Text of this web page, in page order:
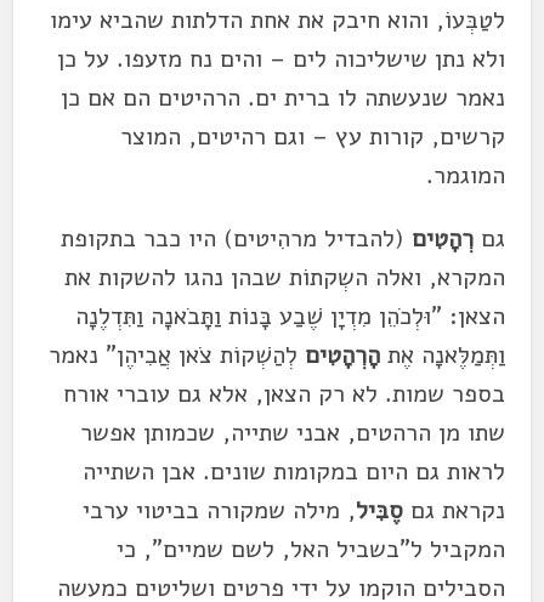
לטַבְּעוֹ, והוא חיבק את אחת הדלתות שהביא עימו
ולא נתן שישליכוה לים – והים נח מזעפו. על כן
נאמר שנעשתה לו ברית ים. הרהיטים הם אם כן
קרשים, קורות עץ – וגם רהיטים, המוצר
המוגמר.
גםרְהָטִים (להבדיל מרהִיטים) היו כבר בתקופת
המקרא, ואלה השְקתוֹת שבהן נהגו להשקות את
הצאן: "וּלְכֹהֵן מִדְיָן שֶׁבַע בָּנוֹת וַתָּבֹאנָה וַתִּדְלֶנָה
וַתְּמַלֶּאנָה אֶתהָרְהָטִים לְהַשְׁקוֹת צֹאן אֲבִיהֶן" נאמר
בספר שמות. לא רק הצאן, אלא גם עוברי אורח
שתו מן הרהטים, אבני שתייה, שכמותן אפשר
לראות גם היום במקומות שונים. אבן השתייה
נקראת גםסֶבִּיל, מילה שמקורה בביטוי ערבי
המקביל ל"בשביל האל, לשם שמיים", כי
הסבילים הוקמו על ידי פרטים ושליטים כמעשה